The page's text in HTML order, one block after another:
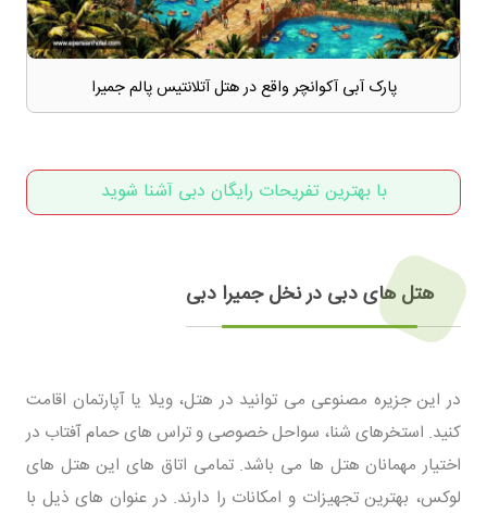
پارک آبی آکوانچر واقع در هتل آتلانتیس پالم جمیرا
با بهترین تفریحات رایگان دبی آشنا شوید
هتل های دبی در نخل جمیرا دبی
در این جزیره مصنوعی می توانید در هتل، ویلا یا آپارتمان اقامت
کنید. استخرهای شنا، سواحل خصوصی و تراس های حمام آفتاب در
اختیار مهمانان هتل ها می باشد. تمامی اتاق های این هتل های
لوکس، بهترین تجهیزات و امکانات را دارند. در عنوان های ذیل با